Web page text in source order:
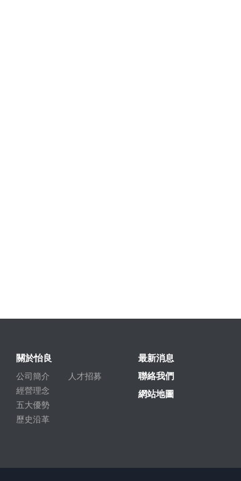
關於怡良
公司簡介
經營理念
五大優勢
歷史沿革
人才招募
最新消息
聯絡我們
網站地圖